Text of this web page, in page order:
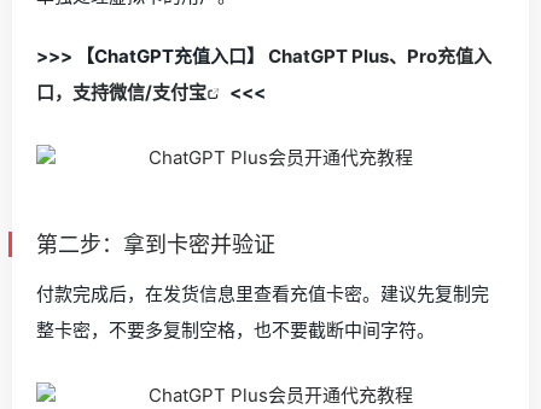
>>> 【ChatGPT充值入口】 ChatGPT Plus、Pro充值入
口，支持微信/支付宝
<<<
第二步：拿到卡密并验证
付款完成后，在发货信息里查看充值卡密。建议先复制完
整卡密，不要多复制空格，也不要截断中间字符。